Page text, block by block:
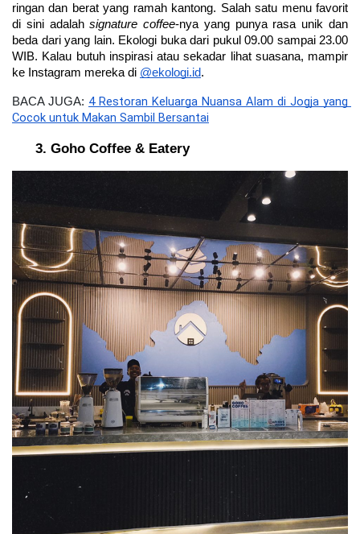
ringan dan berat yang ramah kantong. Salah satu menu favorit
di sini adalah signature coffee-nya yang punya rasa unik dan
beda dari yang lain. Ekologi buka dari pukul 09.00 sampai 23.00
WIB. Kalau butuh inspirasi atau sekadar lihat suasana, mampir
ke Instagram mereka di @ekologi.id.
BACA JUGA: 4 Restoran Keluarga Nuansa Alam di Jogja yang
Cocok untuk Makan Sambil Bersantai
Goho Coffee & Eatery